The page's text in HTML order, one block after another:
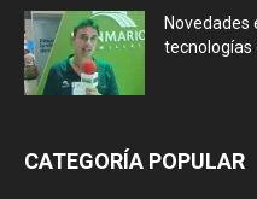
Novedades
tecnologías
CATEGORÍA POPULAR